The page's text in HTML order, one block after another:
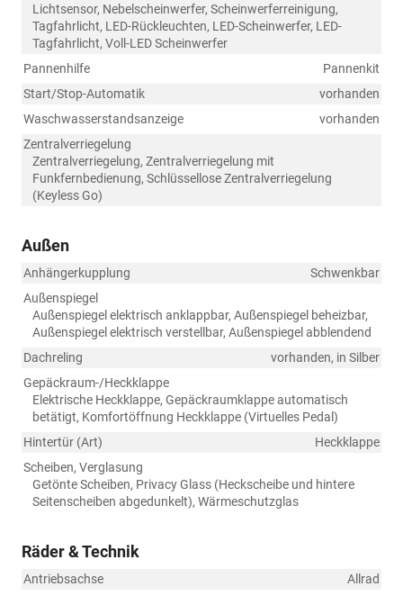
Lichtsensor, Nebelscheinwerfer, Scheinwerferreinigung,
Tagfahrlicht, LED-Rückleuchten, LED-Scheinwerfer, LED-
Tagfahrlicht, Voll-LED Scheinwerfer
Pannenhilfe
Pannenkit
Start/Stop-Automatik
vorhanden
Waschwasserstandsanzeige
vorhanden
Zentralverriegelung
Zentralverriegelung, Zentralverriegelung mit
Funkfernbedienung, Schlüssellose Zentralverriegelung
(Keyless Go)
Außen
Anhängerkupplung
Schwenkbar
Außenspiegel
Außenspiegel elektrisch anklappbar, Außenspiegel beheizbar,
Außenspiegel elektrisch verstellbar, Außenspiegel abblendend
Dachreling
vorhanden, in Silber
Gepäckraum-/Heckklappe
Elektrische Heckklappe, Gepäckraumklappe automatisch
betätigt, Komfortöffnung Heckklappe (Virtuelles Pedal)
Hintertür (Art)
Heckklappe
Scheiben, Verglasung
Getönte Scheiben, Privacy Glass (Heckscheibe und hintere
Seitenscheiben abgedunkelt), Wärmeschutzglas
Räder & Technik
Antriebsachse
Allrad